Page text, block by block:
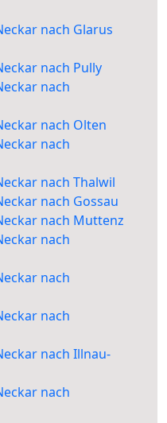
nach Glarus
nach Pully
nach
nach Olten
nach
nach Thalwil
nach Gossau
nach Muttenz
nach
nach
nach
nach Illnau-
nach